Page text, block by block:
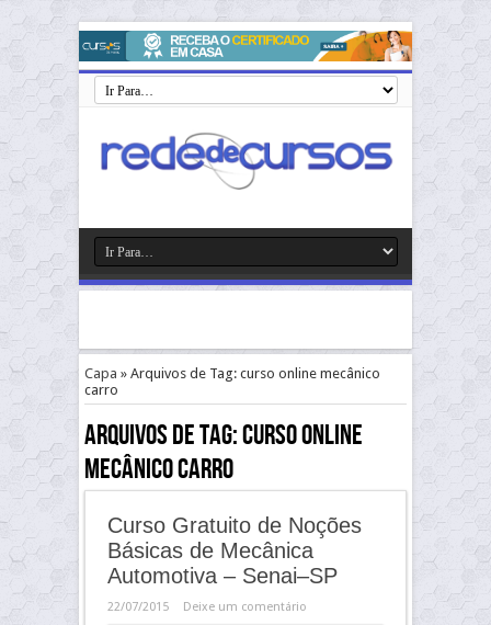
Capa » Arquivos de Tag: curso online mecânico
carro
Arquivos de Tag:curso online
mecânico carro
Curso Gratuito de Noções
Básicas de Mecânica
Automotiva – Senai–SP
22/07/2015 Deixe um comentário